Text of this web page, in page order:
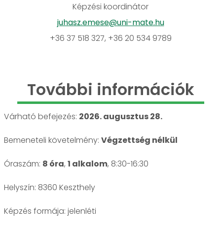
Képzési koordinátor
juhasz.emese@uni-mate.hu
+36 37 518 327, +36 20 534 9789
További információk
Várható befejezés: 2026. augusztus 28.
Bemeneteli követelmény: Végzettség nélkül
Óraszám: 8 óra, 1 alkalom, 8:30-16:30
Helyszín: 8360 Keszthely
jelenléti